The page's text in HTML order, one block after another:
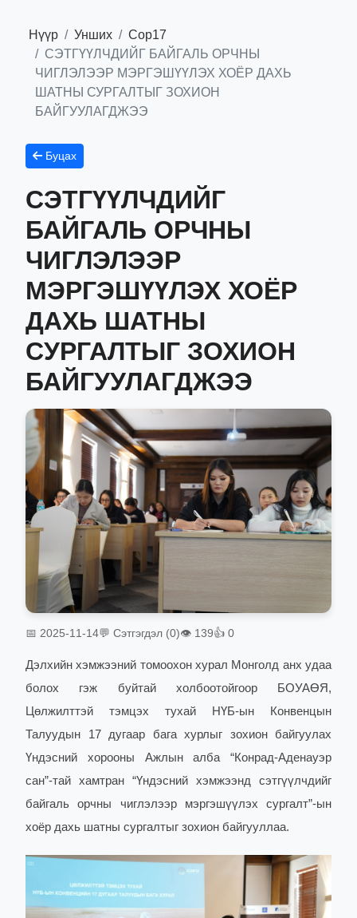
Нүүр Унших
Сор17
СЭТГҮҮЛЧДИЙГ БАЙГАЛЬ ОРЧНЫ
ЧИГЛЭЛЭЭР МЭРГЭШҮҮЛЭХ ХОЁР ДАХЬ
ШАТНЫ СУРГАЛТЫГ ЗОХИОН
БАЙГУУЛАГДЖЭЭ
Буцах
СЭТГҮҮЛЧДИЙГ
БАЙГАЛЬ ОРЧНЫ
ЧИГЛЭЛЭЭР
МЭРГЭШҮҮЛЭХ ХОЁР
ДАХЬ ШАТНЫ
СУРГАЛТЫГ ЗОХИОН
БАЙГУУЛАГДЖЭЭ
📅 2025-11-14💬 Сэтгэгдэл (0)👁 139👍 0
Дэлхийн хэмжээний томоохон хурал Монголд анх удаа
болох гэж буйтай холбоотойгоор БОУАӨЯ,
Цөлжилттэй тэмцэх тухай НҮБ-ын Конвенцын
Талуудын 17 дугаар бага хурлыг зохион байгуулах
Үндэсний хорооны Ажлын алба “Конрад-Аденауэр
сан”-тай хамтран “Үндэсний хэмжээнд сэтгүүлчдийг
байгаль орчны чиглэлээр мэргэшүүлэх сургалт”-ын
хоёр дахь шатны сургалтыг зохион байгууллаа.